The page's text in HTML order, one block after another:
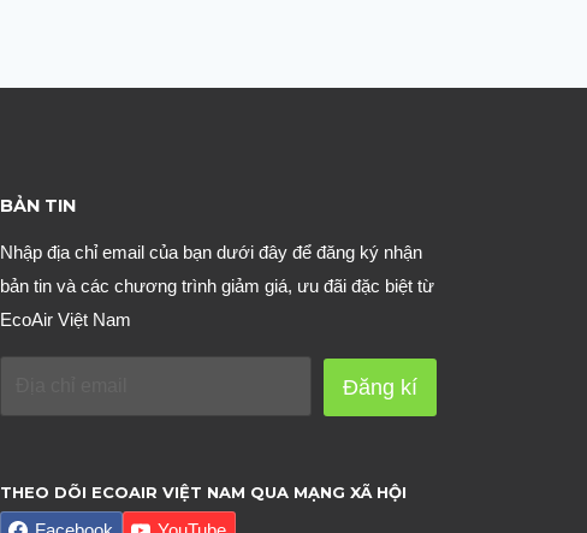
BẢN TIN
Nhập địa chỉ email của bạn dưới đây để đăng ký nhận
bản tin và các chương trình giảm giá, ưu đãi đặc biệt từ
EcoAir Việt Nam
Đăng kí
THEO DÕI ECOAIR VIỆT NAM QUA MẠNG XÃ HỘI